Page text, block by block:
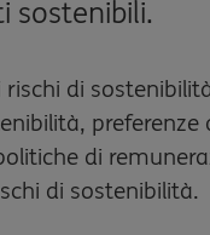
sostenibili.
rischi di
preferenze
di
di sostenibilità.